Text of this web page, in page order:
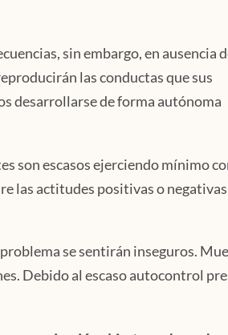
sin embargo, en ausencia
las conductas que sus
desarrollarse de forma autónoma
son escasos ejerciendo mínimo
las actitudes positivas o
se sentirán inseguros.
Debido al escaso autocontrol